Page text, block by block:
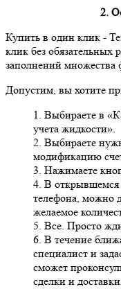
2.
Купить в один клик -
клик без обязательных
заполнений множества
Допустим, вы хотите
1. Выбираете в
учета жидкости».
2. Выбираете
модификацию
3. Нажимаете
4. В открывшемся
телефона, можно
желаемое
5. Все. Просто
6. В течение
специалист и
сможет
сделки и